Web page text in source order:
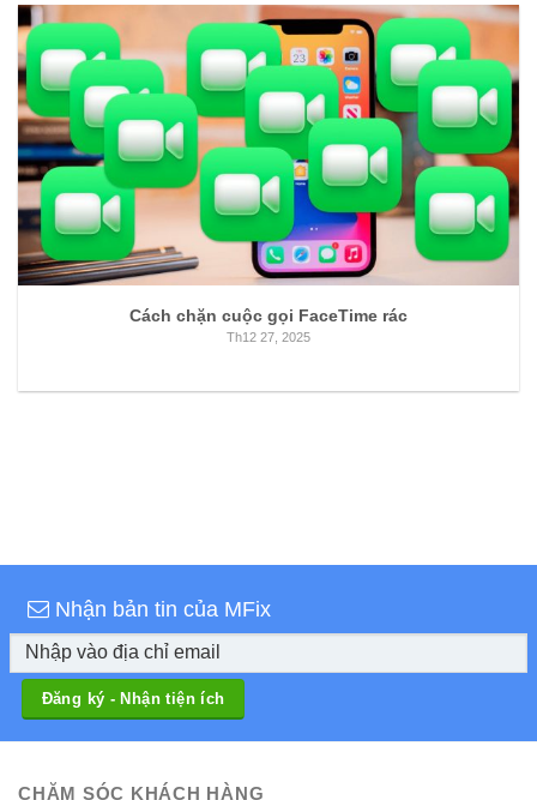
Cách chặn cuộc gọi FaceTime rác
Th12 27, 2025
Nhận bản tin của MFix
CHĂM SÓC KHÁCH HÀNG